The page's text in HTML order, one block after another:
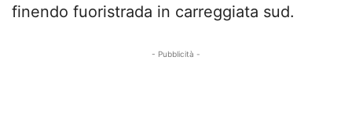
finendo fuoristrada in carreggiata sud.
- Pubblicità -